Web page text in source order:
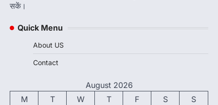
सकें।
Quick Menu
About US
Contact
August 2026
M
T W T F S
S